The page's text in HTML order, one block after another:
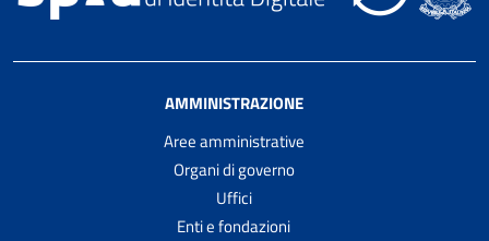
AMMINISTRAZIONE
Aree amministrative
Organi di governo
Uffici
Enti e fondazioni